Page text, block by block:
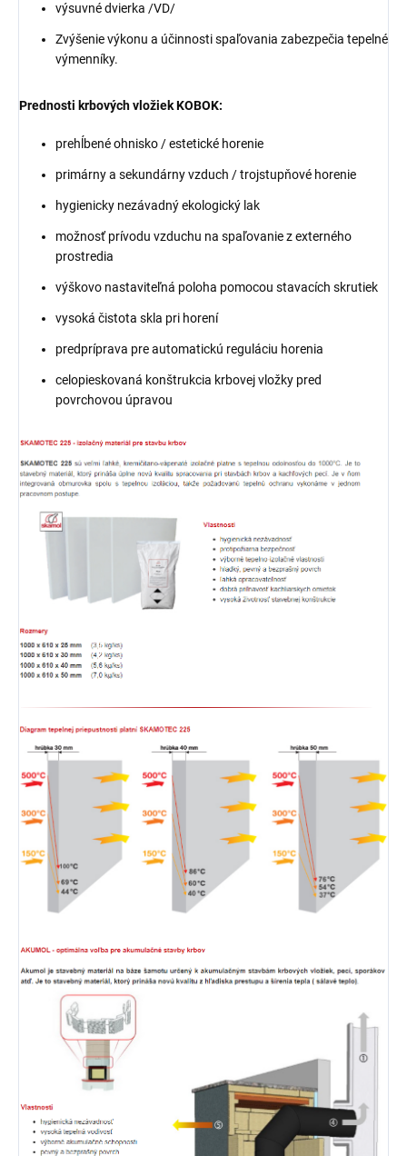
výsuvné dvierka /VD/
Zvýšenie výkonu a účinnosti spaľovania zabezpečia tepelné
výmenníky.
Prednosti krbových vložiek KOBOK:
prehĺbené ohnisko / estetické horenie
primárny a sekundárny vzduch / trojstupňové horenie
hygienicky nezávadný ekologický lak
možnosť prívodu vzduchu na spaľovanie z externého
prostredia
výškovo nastaviteľná poloha pomocou stavacích skrutiek
vysoká čistota skla pri horení
predpríprava pre automatickú reguláciu horenia
celopieskovaná konštrukcia krbovej vložky pred
povrchovou úpravou